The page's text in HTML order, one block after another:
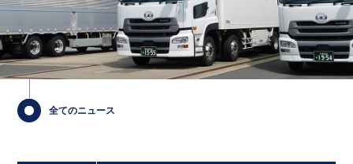
全てのニュース